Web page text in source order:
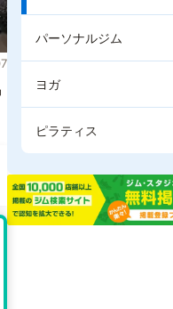
パーソナルジム
ヨガ
ピラティス